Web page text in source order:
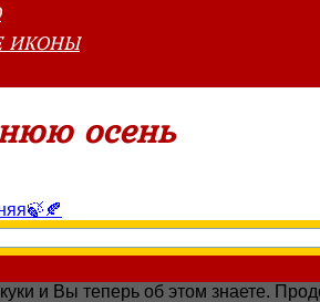
ИКОНЫ
раннюю осень
осень
и Вы теперь об этом знаете.